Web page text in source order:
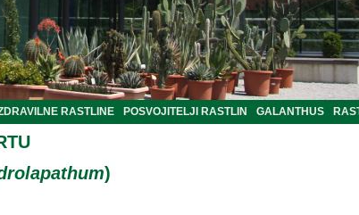
RASTLINE POSVOJITELJI RASTLIN GALANTHUS
)